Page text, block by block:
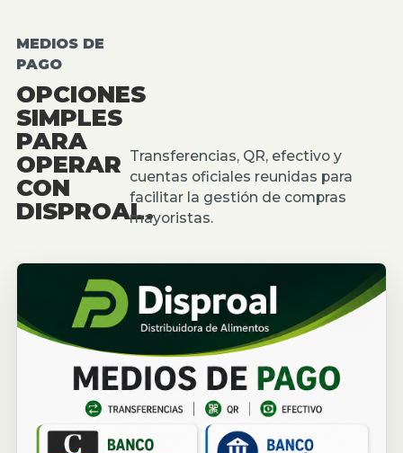
MEDIOS DE
PAGO
OPCIONES
SIMPLES
PARA
OPERAR
CON
DISPROAL.
Transferencias, QR, efectivo y
cuentas oficiales reunidas para
facilitar la gestión de compras
mayoristas.